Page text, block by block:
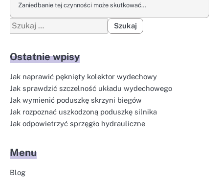
Zaniedbanie tej czynności może skutkować…
Szukaj:
Ostatnie wpisy
Jak naprawić pęknięty kolektor wydechowy
Jak sprawdzić szczelność układu wydechowego
Jak wymienić poduszkę skrzyni biegów
Jak rozpoznać uszkodzoną poduszkę silnika
Jak odpowietrzyć sprzęgło hydrauliczne
Menu
Blog